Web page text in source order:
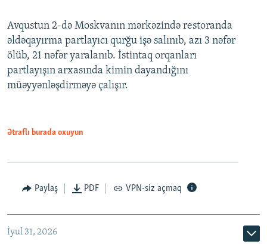
Avqustun 2-də Moskvanın mərkəzində restoranda
əldəqayırma partlayıcı qurğu işə salınıb, azı 3 nəfər
ölüb, 21 nəfər yaralanıb. İstintaq orqanları
partlayışın arxasında kimin dayandığını
müəyyənləşdirməyə çalışır.
Ətraflı burada oxuyun
Paylaş PDF VPN-siz açmaq
İyul 31, 2026